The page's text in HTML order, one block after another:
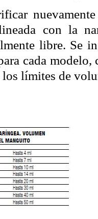
con la
libre. Se
cada
los límites de